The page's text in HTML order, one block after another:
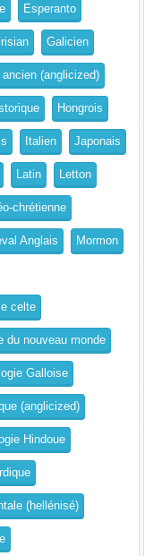
Esperanto
Galicien
(anglicized)
Hongrois
Italien Japonais
Latin Letton
chrétienne
Anglais Mormon
celte
du nouveau monde
Galloise
(anglicized)
Hindoue
(hellénisé)